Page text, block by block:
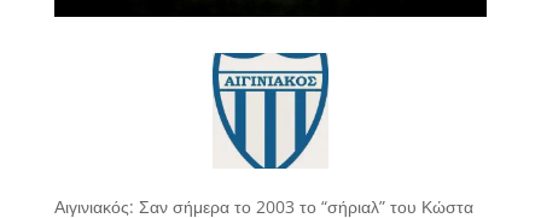
Αιγινιακός: Σαν σήμερα το 2003 το “σήριαλ” του Κώστα